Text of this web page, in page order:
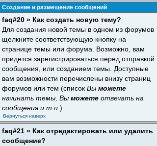
Создание и размещение сообщений
faq#20 » Как создать новую тему?
Для создания новой темы в одном из форумов
щелкните соответствующую кнопку на
странице темы или форума. Возможно, вам
придется зарегистрироваться перед отправкой
сообщения, или созданием темы. Доступные
вам возможности перечислены внизу страниц
форумов или тем (список Вы можете
начинать темы, Вы можете отвечать на
сообщения и т.п. ).
Вернуться наверх
faq#21 » Как отредактировать или удалить
сообщение?